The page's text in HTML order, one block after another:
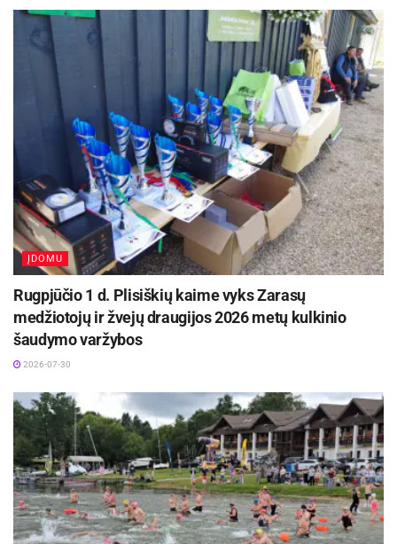
ĮDOMU
Rugpjūčio 1 d. Plisiškių kaime vyks Zarasų
medžiotojų ir žvejų draugijos 2026 metų kulkinio
šaudymo varžybos
2026-07-30